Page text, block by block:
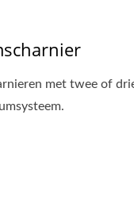
met twee of